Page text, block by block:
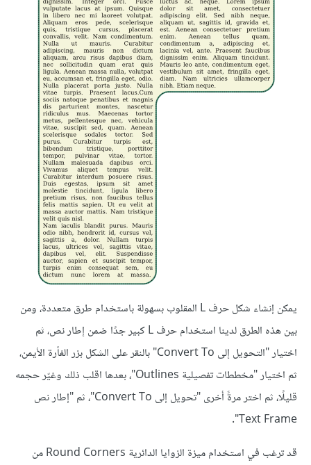
يمكن إنشاء شكل حرف L المقلوب بسهولة باستخدام طرق متعددة، ومن
بين هذه الطرق لدينا استخدام حرف L كبير جدًا ضمن إطار نص، ثم
اختيار "التحويل إلى Convert To" بالنقر على الشكل بزر الفأرة الأيمن،
ثم اختيار "مخططات تفصيلية Outlines"، بعدها اقلب ذلك وغيّر حجمه
قليلًا، ثم اختر مرةً أخرى "تحويل إلى Convert To"، ثم "إطار نص
Text Frame".
قد ترغب في استخدام ميزة الزوايا الدائرية Round Corners من